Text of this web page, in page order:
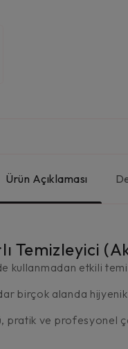
Ürün Açıklaması
Temizleyici
kullanmadan etkili
birçok alanda hijyenik
pratik ve profesyonel